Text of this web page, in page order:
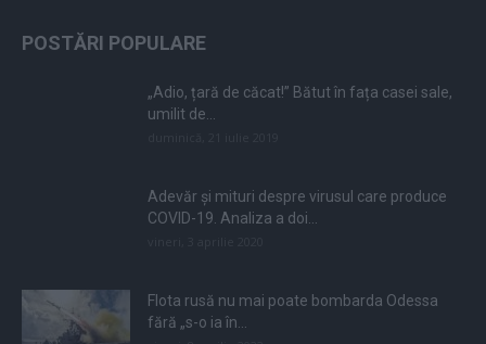
POSTĂRI POPULARE
„Adio, țară de căcat!” Bătut în fața casei sale,
umilit de...
Adevăr și mituri despre virusul care produce
COVID-19. Analiza a doi...
Flota rusă nu mai poate bombarda Odessa
fără „s-o ia în...